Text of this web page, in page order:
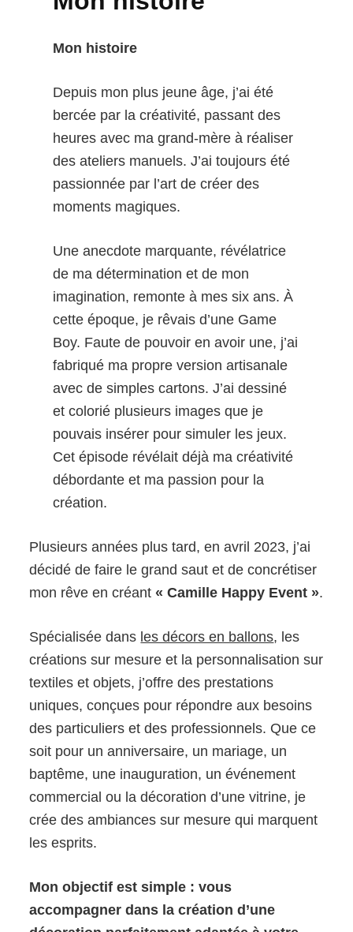
Mon histoire
Depuis mon plus jeune âge, j’ai été
bercée par la créativité, passant des
heures avec ma grand-mère à réaliser
des ateliers manuels. J’ai toujours été
passionnée par l’art de créer des
moments magiques.
Une anecdote marquante, révélatrice
de ma détermination et de mon
imagination, remonte à mes six ans. À
cette époque, je rêvais d’une Game
Boy. Faute de pouvoir en avoir une, j’ai
fabriqué ma propre version artisanale
avec de simples cartons. J’ai dessiné
et colorié plusieurs images que je
pouvais insérer pour simuler les jeux.
Cet épisode révélait déjà ma créativité
débordante et ma passion pour la
création.
Plusieurs années plus tard, en avril 2023, j’ai
décidé de faire le grand saut et de concrétiser
mon rêve en créant« Camille Happy Event ».
Spécialisée dans les décors en ballons, les
créations sur mesure et la personnalisation sur
textiles et objets, j’offre des prestations
uniques, conçues pour répondre aux besoins
des particuliers et des professionnels. Que ce
soit pour un anniversaire, un mariage, un
baptême, une inauguration, un événement
commercial ou la décoration d’une vitrine, je
crée des ambiances sur mesure qui marquent
les esprits.
Mon objectif est simple : vous
accompagner dans la création d’une